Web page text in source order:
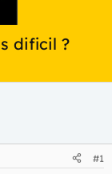
dificil ?
#1